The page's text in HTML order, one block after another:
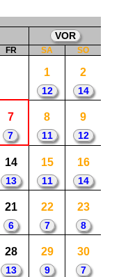
VOR
FR SA SO
1
12
2
14
7
7
8
11
9
12
14
13
15
11
16
14
21
6
22
7
23
8
28
13
29
9
30
7